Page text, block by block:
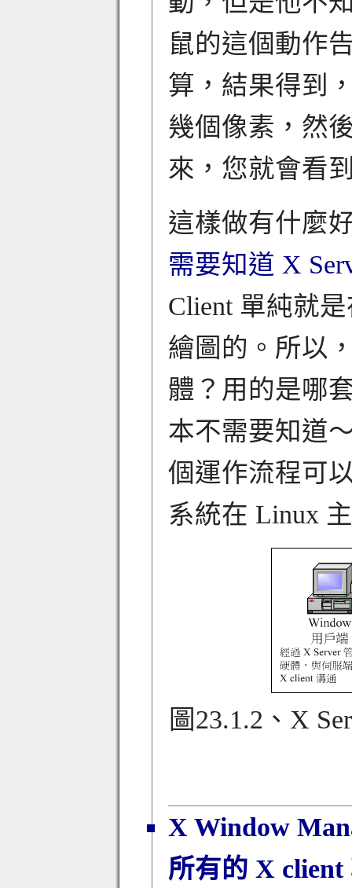
鼠的這個動作
算，結果得到
幾個像素，然
來，您就會看
這樣做有什麼
需要知道 X
Client 單純就
繪圖的。所以
體？用的是哪
本不需要知道
個運作流程可
系統在 Linux
圖23.1.2、X
X Window
所有的 X client